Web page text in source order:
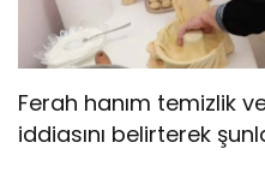
Ferah hanım temizlik
iddiasını belirterek